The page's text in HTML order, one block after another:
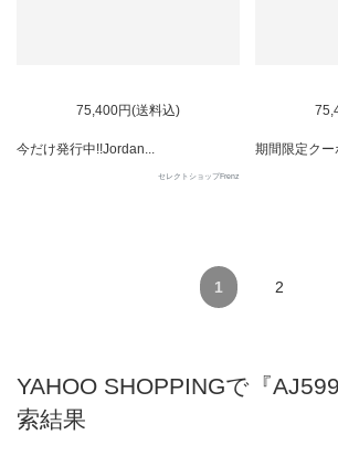
75,400円(送料込)
今だけ発行中!!Jordan...
セレクトショップFrenz
期間限定ク
1 2
YAHOO SHOPPINGで『
索結果